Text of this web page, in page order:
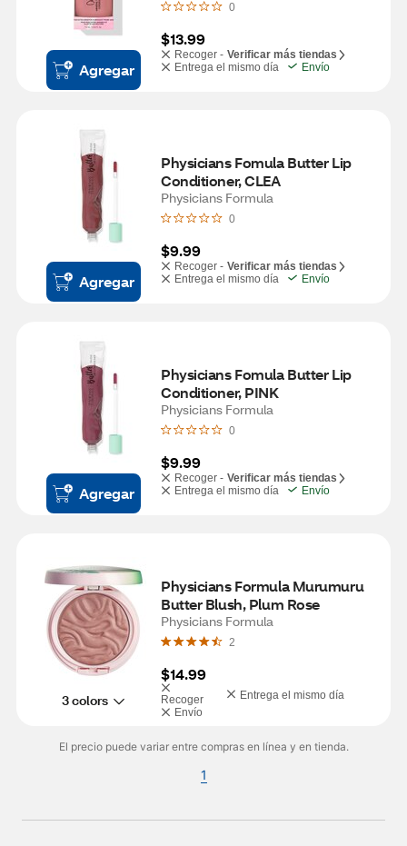
Agregar
0
$13.99
Recoger - Verificar más tiendas
Entrega el mismo día
Envío
Agregar
Physicians Fomula Butter Lip
Conditioner, CLEA
Physicians Formula
0
$9.99
Recoger - Verificar más tiendas
Entrega el mismo día
Envío
Agregar
Physicians Fomula Butter Lip
Conditioner, PINK
Physicians Formula
0
$9.99
Recoger - Verificar más tiendas
Entrega el mismo día
Envío
3 colors
Physicians Formula Murumuru
Butter Blush, Plum Rose
Physicians Formula
2
$14.99
Recoger
Entrega el mismo día
Envío
El precio puede variar entre compras en línea y en tienda.
1